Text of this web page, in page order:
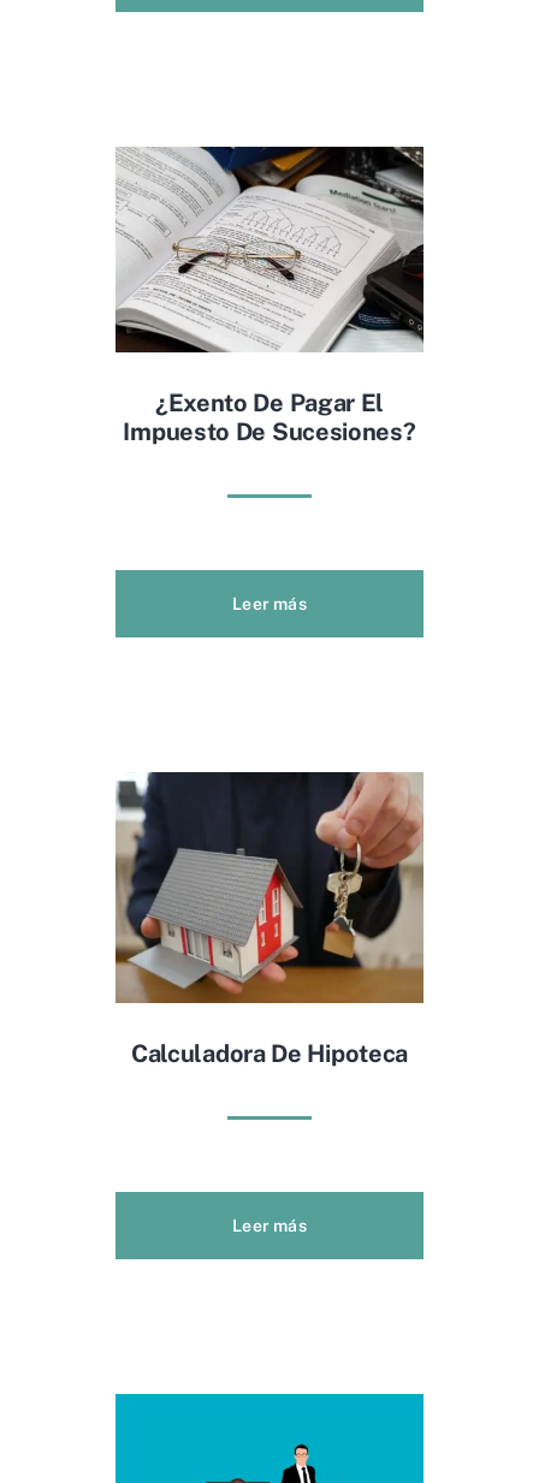
¿exento De Pagar El
Impuesto De Sucesiones?
Leer más
Calculadora De Hipoteca
Leer más